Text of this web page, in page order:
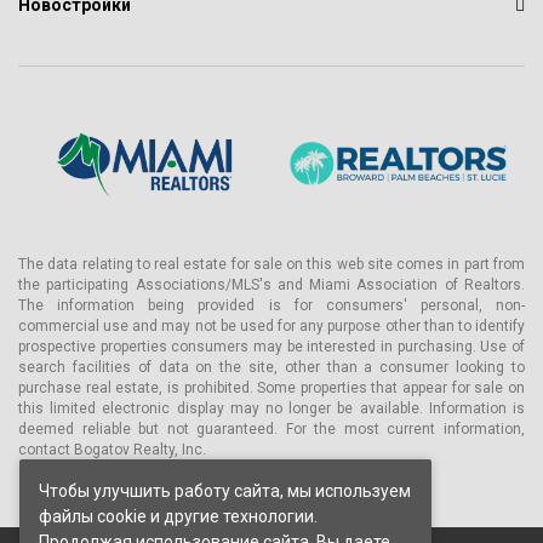
Особенности резиденций
• Бытовая техника в европейском стиле
• Стиральная машина и сушилка
• Современная система освещения
• Тропический душ в основных ванных комнатах
• Напольные покрытия
• Система «умный дом»
• Система бесключевого доступа
Мы позаботились о каждой детали вашей квартиры в Майами,
чтобы не отвлекать вас от более важных дел.
Характеристики и удобства здания Vida Edgewater Condos
Vida Edgewater создаст атмосферу, в которой вы испытаете
Новостройки
The data relating to real estate for sale on this web site comes in part from
the participating Associations/MLS's and Miami Association of Realtors.
The information being provided is for consumers' personal, non-
commercial use and may not be used for any purpose other than to identify
prospective properties consumers may be interested in purchasing. Use of
search facilities of data on the site, other than a consumer looking to
purchase real estate, is prohibited. Some properties that appear for sale on
this limited electronic display may no longer be available. Information is
deemed reliable but not guaranteed. For the most current information,
contact Bogatov Realty, Inc.
Чтобы улучшить работу сайта, мы используем
файлы cookie и другие технологии.